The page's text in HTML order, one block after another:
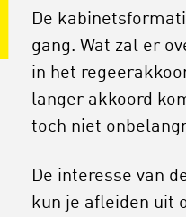
De
gang. Wat zal er
in het
langer akkoord
toch niet
De interesse van
kun je afleiden uit